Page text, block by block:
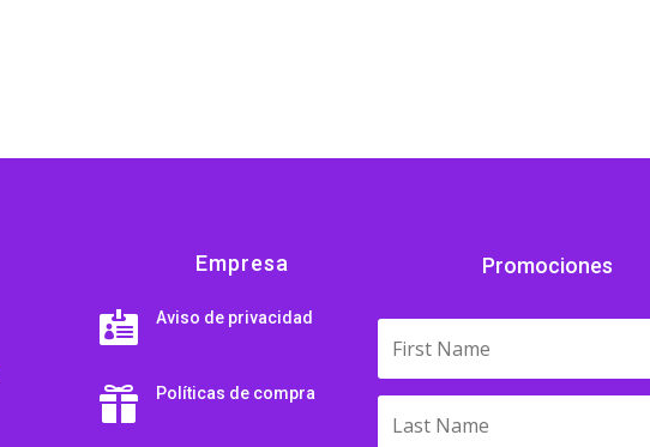
Empresa
 Aviso de privacidad
 Políticas de compra
Promociones